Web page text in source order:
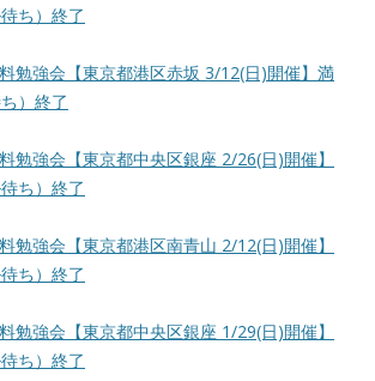
ち）終了
勉強会【東京都港区赤坂 3/12(日)開催】満
）終了
勉強会【東京都中央区銀座 2/26(日)開催】
ち）終了
勉強会【東京都港区南青山 2/12(日)開催】
ち）終了
勉強会【東京都中央区銀座 1/29(日)開催】
ち）終了